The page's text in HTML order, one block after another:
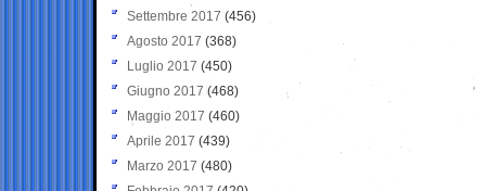
Settembre 2017 (456)
Agosto 2017 (368)
Luglio 2017 (450)
Giugno 2017 (468)
Maggio 2017 (460)
Aprile 2017 (439)
Marzo 2017 (480)